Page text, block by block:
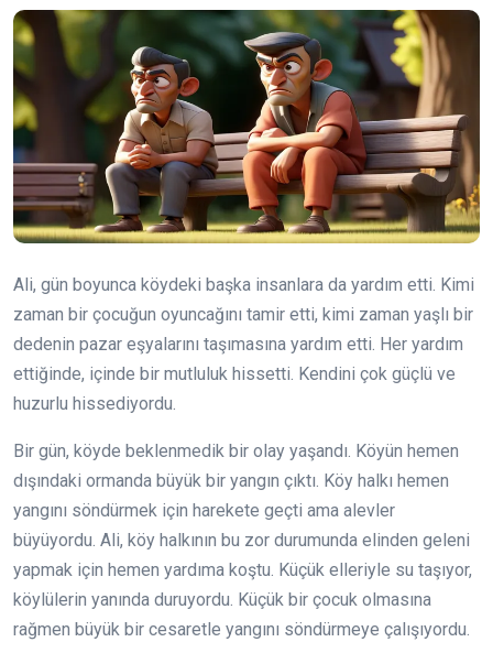
Ali, gün boyunca köydeki başka insanlara da yardım etti. Kimi
zaman bir çocuğun oyuncağını tamir etti, kimi zaman yaşlı bir
dedenin pazar eşyalarını taşımasına yardım etti. Her yardım
ettiğinde, içinde bir mutluluk hissetti. Kendini çok güçlü ve
huzurlu hissediyordu.
Bir gün, köyde beklenmedik bir olay yaşandı. Köyün hemen
dışındaki ormanda büyük bir yangın çıktı. Köy halkı hemen
yangını söndürmek için harekete geçti ama alevler
büyüyordu. Ali, köy halkının bu zor durumunda elinden geleni
yapmak için hemen yardıma koştu. Küçük elleriyle su taşıyor,
köylülerin yanında duruyordu. Küçük bir çocuk olmasına
rağmen büyük bir cesaretle yangını söndürmeye çalışıyordu.